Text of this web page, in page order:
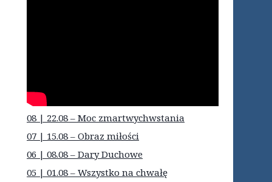
08 | 22.08 – Moc zmartwychwstania
07 | 15.08 – Obraz miłości
06 | 08.08 – Dary Duchowe
05 | 01.08 – Wszystko na chwałę